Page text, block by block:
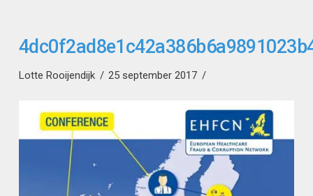
Lotte Rooijendijk 25 september 2017